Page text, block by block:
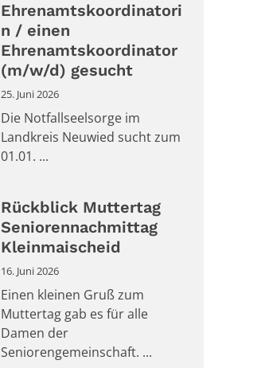
Ehrenamtskoordinatori
n / einen
Ehrenamtskoordinator
(m/w/d) gesucht
25. Juni 2026
Die Notfallseelsorge im
Landkreis Neuwied sucht zum
01.01. ...
Rückblick Muttertag
Seniorennachmittag
Kleinmaischeid
16. Juni 2026
Einen kleinen Gruß zum
Muttertag gab es für alle
Damen der
Seniorengemeinschaft. ...